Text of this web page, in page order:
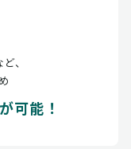
、
可能！